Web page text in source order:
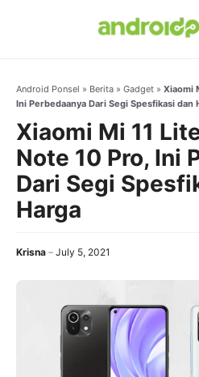
Android Ponsel » Berita » Gadget » Xiaomi
Ini Perbedaanya Dari Segi Spesfikasi dan
Xiaomi Mi 11
Note 10 Pro, Ini
Dari Segi
Harga
Krisna July 5, 2021